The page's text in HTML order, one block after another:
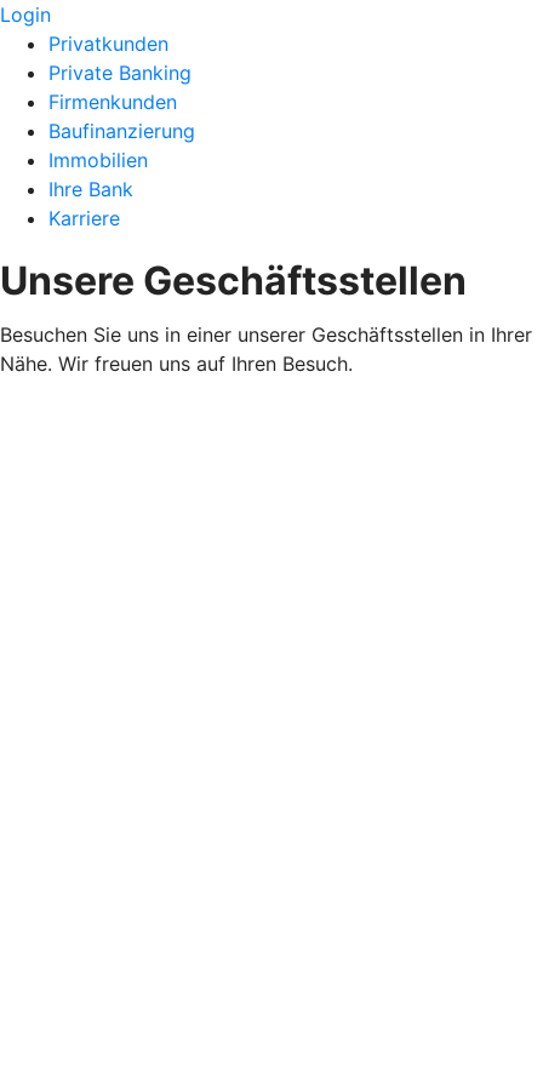
Login
Privatkunden
Private Banking
Firmenkunden
Baufinanzierung
Immobilien
Ihre Bank
Karriere
Unsere Geschäftsstellen
Besuchen Sie uns in einer unserer Geschäftsstellen in Ihrer
Nähe. Wir freuen uns auf Ihren Besuch.